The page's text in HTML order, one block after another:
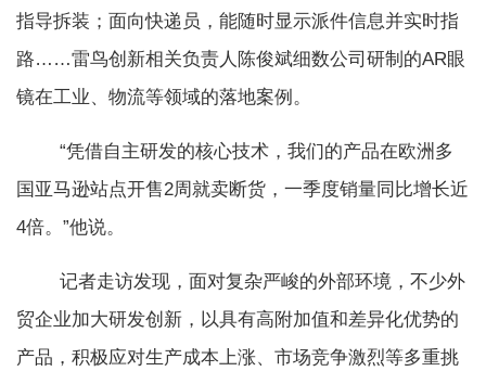
指导拆装；面向快递员，能随时显示派件信息并实时指
路……雷鸟创新相关负责人陈俊斌细数公司研制的AR眼
镜在工业、物流等领域的落地案例。
“凭借自主研发的核心技术，我们的产品在欧洲多
国亚马逊站点开售2周就卖断货，一季度销量同比增长近
4倍。”他说。
记者走访发现，面对复杂严峻的外部环境，不少外
贸企业加大研发创新，以具有高附加值和差异化优势的
产品，积极应对生产成本上涨、市场竞争激烈等多重挑